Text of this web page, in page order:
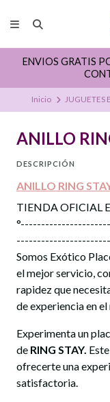
ENVIOS GRATIS
Inicio JUGUETES
ANILLO
DESCRIPCIÓN
ANILLO RING
TIENDA OFICIAL
-----------------------
Somos Exótico
el mejor servicio,
rapidez que
de experiencia en
Experimenta un
de RING STAY.
ofrecerte una
satisfactoria.